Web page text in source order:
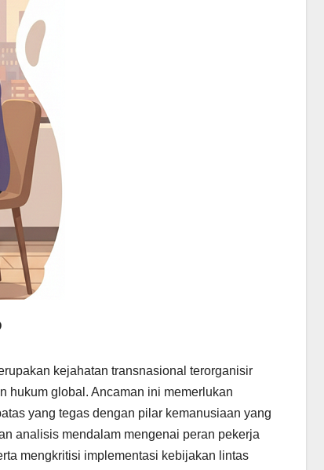
kejahatan transnasional terorganisir
hukum global. Ancaman ini memerlukan
yang tegas dengan pilar kemanusiaan yang
analisis mendalam mengenai peran pekerja
mengkritisi implementasi kebijakan lintas